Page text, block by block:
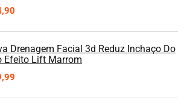
Drenagem Facial 3d Reduz Inchaço Do
Efeito Lift Marrom